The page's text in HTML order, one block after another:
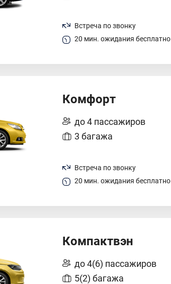
Встреча по звонку
20 мин. ожидания бесплатно
Комфорт
до 4 пассажиров
3 багажа
Встреча по звонку
20 мин. ожидания бесплатно
Компактвэн
до 4(6) пассажиров
5(2) багажа